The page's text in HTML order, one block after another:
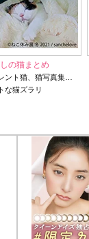
の猫まとめ
ント猫、猫写真集…
な猫ズラリ